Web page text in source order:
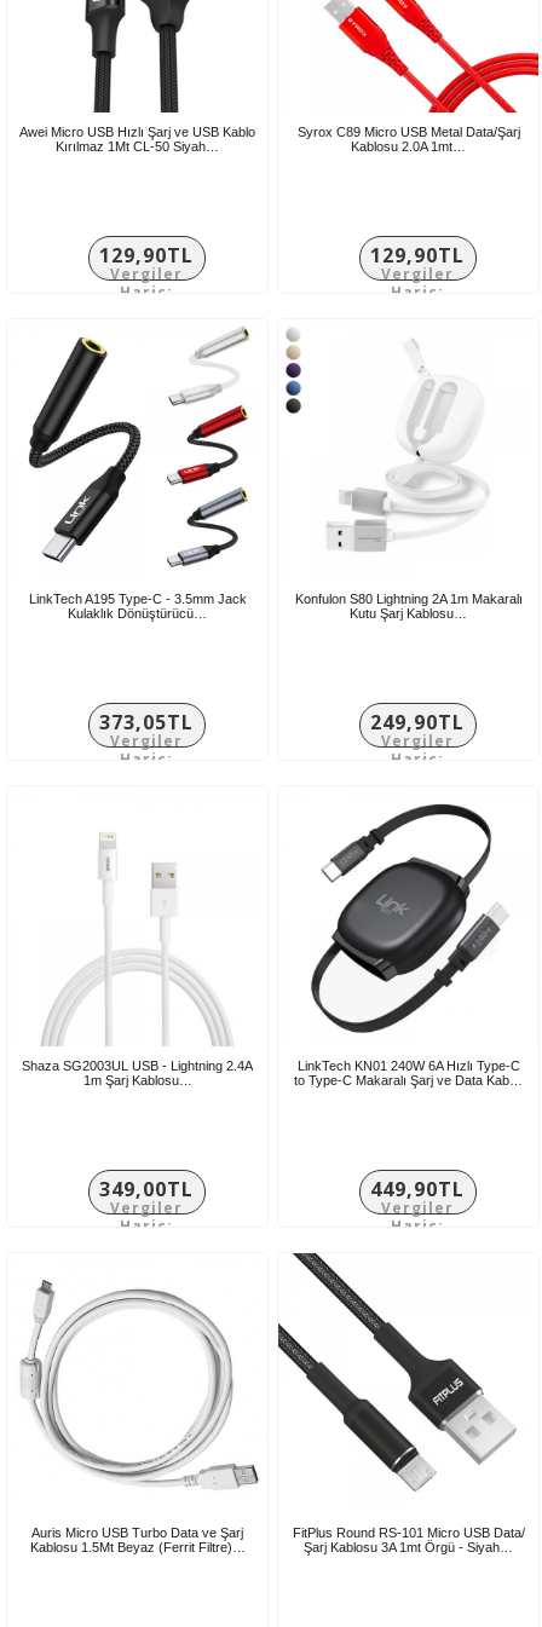
Awei Micro USB Hızlı Şarj ve USB Kablo
Kırılmaz 1Mt CL-50 Siyah…
129,90TL
Vergiler
Hariç:
Syrox C89 Micro USB Metal Data/Şarj
Kablosu 2.0A 1mt…
129,90TL
Vergiler
Hariç:
LinkTech A195 Type-C - 3.5mm Jack
Kulaklık Dönüştürücü…
373,05TL
Vergiler
Hariç:
Konfulon S80 Lightning 2A 1m Makaralı
Kutu Şarj Kablosu…
249,90TL
Vergiler
Hariç:
Shaza SG2003UL USB - Lightning 2.4A
1m Şarj Kablosu…
349,00TL
Vergiler
Hariç:
LinkTech KN01 240W 6A Hızlı Type-C
to Type-C Makaralı Şarj ve Data Kab…
449,90TL
Vergiler
Hariç:
Auris Micro USB Turbo Data ve Şarj
Kablosu 1.5Mt Beyaz (Ferrit Filtre)…
FitPlus Round RS-101 Micro USB Data/
Şarj Kablosu 3A 1mt Örgü - Siyah…